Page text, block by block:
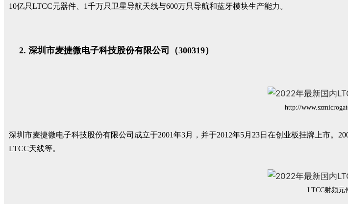
10亿只LTCC元器件、1千万只卫星导航天线与600万只导航和蓝牙模块生产能力。
深圳市麦捷微电子科技股份有限公司（300319）
http://
深圳市麦捷微电子科技股份有限公司成立于2001年3月，并于2012年5月23日在创业板挂牌上市。
LTCC天线等。
LTCC射频元